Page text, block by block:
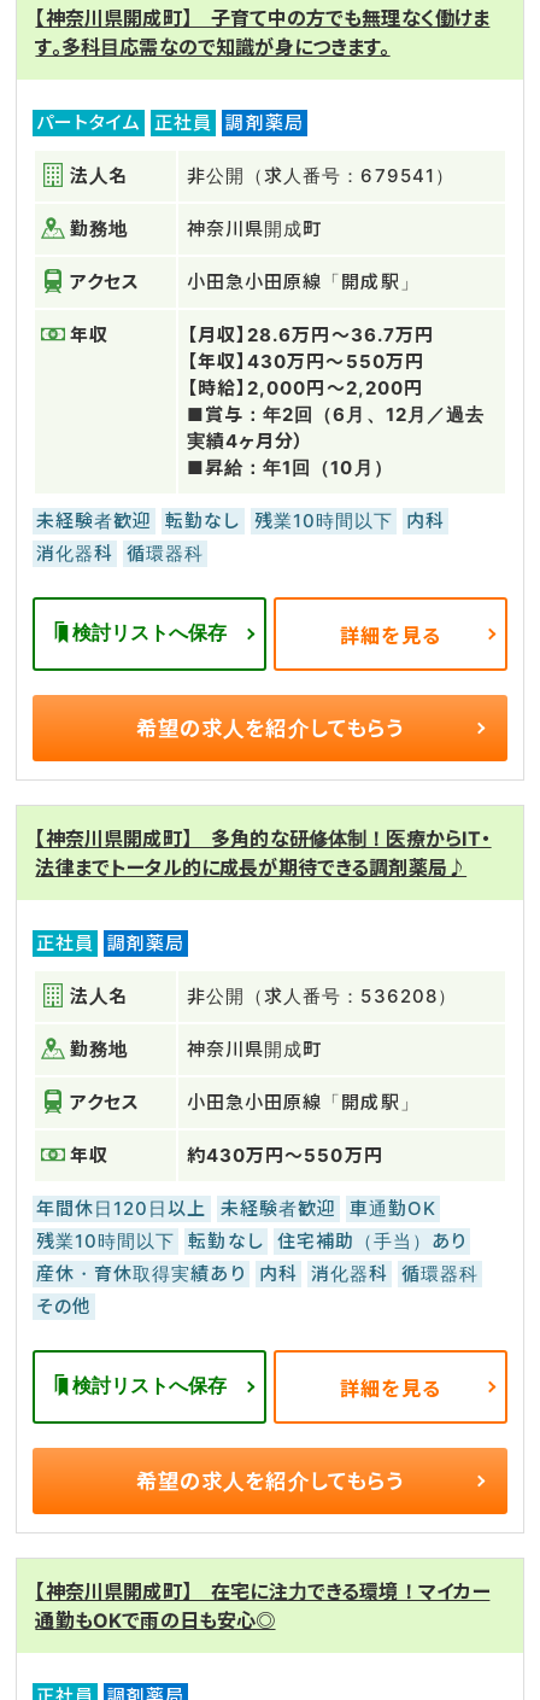
【神奈川県開成町】 子育て中の方でも無理なく働けま
す。多科目応需なので知識が身につきます。
パートタイム 正社員 調剤薬局
法人名 非公開（求人番号：679541）
勤務地 神奈川県開成町
アクセス 小田急小田原線「開成駅」
年収
【月収】28.6万円～36.7万円
【年収】430万円～550万円
【時給】2,000円～2,200円
■賞与：年2回（6月、12月／過去
実績4ヶ月分）
■昇給：年1回（10月）
未経験者歓迎 転勤なし 残業10時間以下
内科
消化器科
循環器科
検討リストへ保存 詳細を見る
希望の求人を紹介してもらう
【神奈川県開成町】 多角的な研修体制！医療からIT・
法律までトータル的に成長が期待できる調剤薬局♪
正社員 調剤薬局
法人名 非公開（求人番号：536208）
勤務地 神奈川県開成町
アクセス 小田急小田原線「開成駅」
年収 約430万円～550万円
年間休日120日以上 未経験者歓迎
車通勤OK
残業10時間以下
転勤なし
住宅補助（手当）あり
産休・育休取得実績あり
内科 消化器科
循環器科
その他
検討リストへ保存 詳細を見る
希望の求人を紹介してもらう
【神奈川県開成町】 在宅に注力できる環境！マイカー
通勤もOKで雨の日も安心◎